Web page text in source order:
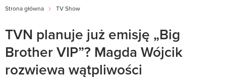
Strona główna TV Show
TVN planuje już emisję „Big
Brother VIP”? Magda Wójcik
rozwiewa wątpliwości